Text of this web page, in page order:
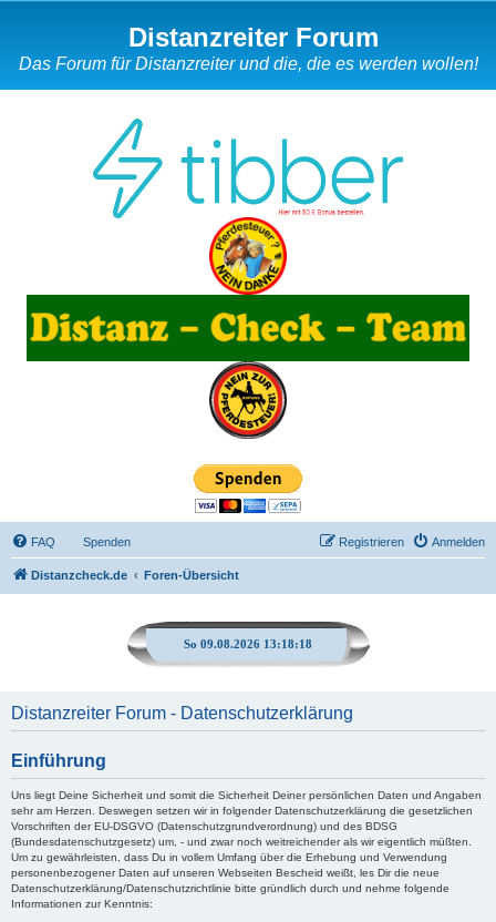
Distanzreiter Forum
Das Forum für Distanzreiter und die, die es werden wollen!
FAQ Spenden Anmelden
Registrieren
Distanzcheck.de Foren-Übersicht
So 09.08.2026 13:18:19
Distanzreiter Forum - Datenschutzerklärung
Einführung
Uns liegt Deine Sicherheit und somit die Sicherheit Deiner persönlichen Daten und Angaben
sehr am Herzen. Deswegen setzen wir in folgender Datenschutzerklärung die gesetzlichen
Vorschriften der EU-DSGVO (Datenschutzgrundverordnung) und des BDSG
(Bundesdatenschutzgesetz) um, - und zwar noch weitreichender als wir eigentlich müßten.
Um zu gewährleisten, dass Du in vollem Umfang über die Erhebung und Verwendung
personenbezogener Daten auf unseren Webseiten Bescheid weißt, les Dir die neue
Datenschutzerklärung/Datenschutzrichtlinie bitte gründlich durch und nehme folgende
Informationen zur Kenntnis: